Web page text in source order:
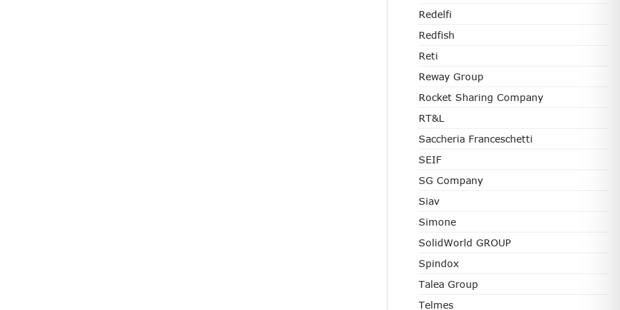
Redelfi
Redfish
Reti
Reway Group
Rocket Sharing Company
RT&L
Saccheria Franceschetti
SEIF
SG Company
Siav
Simone
SolidWorld GROUP
Spindox
Talea Group
Telmes